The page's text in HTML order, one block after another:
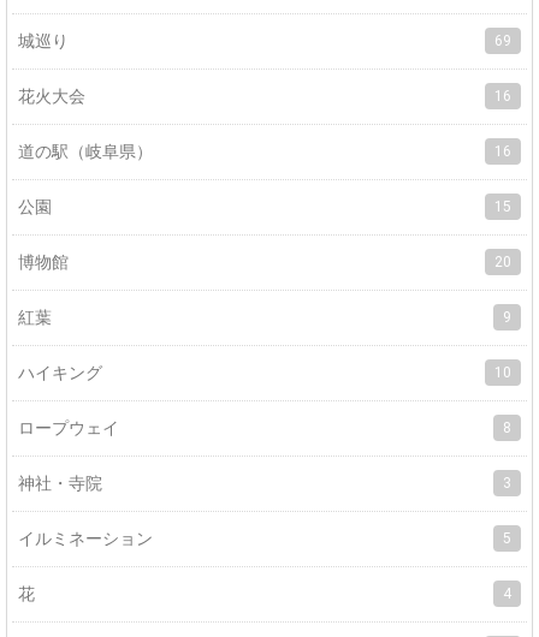
城巡り 69
花火大会 16
道の駅（岐阜県） 16
公園 15
博物館 20
紅葉 9
ハイキング 10
ロープウェイ 8
神社・寺院 3
イルミネーション 5
花 4